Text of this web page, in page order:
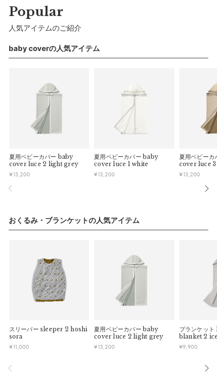
団体機関から認証を受けた、「生産・工程が地球に優しく、環
境に配慮した生産をしている」ダウンを使用しています。ダウ
ンは100年続く循環素材です。地球と子どもたちの未来のため
地を採用など、機能性を追求しました。
暖かさも抜群。持ち運びに便利な収納袋付き。フードも取り外
し可能です。
a）丈：70cm
0歳〜ベビーカー卒業まで
おります。
【お問い合わせ・発送の再開について】
休業中にいただいたお問い合わせやご注文につきましては、翌
営業日より順次対応させていただきます。
※ 夏季休業のご案内
■ 出荷について
午前9時までのご注文は、【営業日から当日】の発送となりま
■ ご注意
・土日祝日および当社長期休業日（年末年始・ゴールデンウィ
・ご注文内容に確認すべき内容がある場合については発送日が
遅れる可能性があるため、あらかじめご了承ください。
ずご連絡ください。
■ お客様都合による返品・交換
ります。
弊社で負担いたします。
・初期不良、商品間違いなどによる返品の場合でも、長期経過
している場合お断りさせていただきます。
きかねますのでご了承お願いします。
・ご不明点などございましたらお気軽にお問い合わせくださ
Popular
人気アイテムのご紹介
baby coverの人気アイテム
夏用ベビーカバー baby
cover luce 2 light grey
¥13,200
夏用ベビーカバー baby
cover luce 1 white
¥13,200
夏用ベビーカ
cover luce
¥13,200
おくるみ・ブランケットの人気アイテム
スリーパー sleeper 2 hoshi
sora
¥11,000
夏用ベビーカバー baby
cover luce 2 light grey
¥13,200
ブランケット
blanket 2
¥9,900